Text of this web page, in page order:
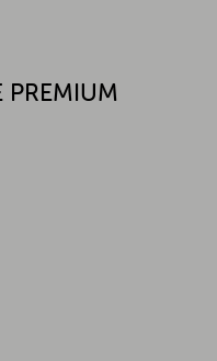
PREMIUM